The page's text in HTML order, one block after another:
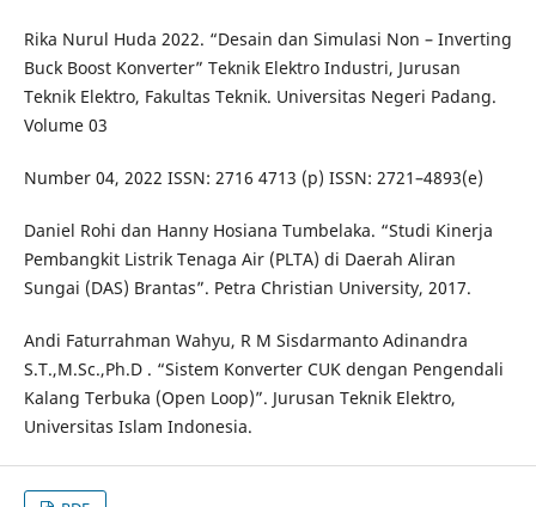
Rika Nurul Huda 2022. “Desain dan Simulasi Non – Inverting
Buck Boost Konverter” Teknik Elektro Industri, Jurusan
Teknik Elektro, Fakultas Teknik. Universitas Negeri Padang.
Volume 03
Number 04, 2022 ISSN: 2716 4713 (p) ISSN: 2721–4893(e)
Daniel Rohi dan Hanny Hosiana Tumbelaka. “Studi Kinerja
Pembangkit Listrik Tenaga Air (PLTA) di Daerah Aliran
Sungai (DAS) Brantas”. Petra Christian University, 2017.
Andi Faturrahman Wahyu, R M Sisdarmanto Adinandra
S.T.,M.Sc.,Ph.D . “Sistem Konverter CUK dengan Pengendali
Kalang Terbuka (Open Loop)”. Jurusan Teknik Elektro,
Universitas Islam Indonesia.